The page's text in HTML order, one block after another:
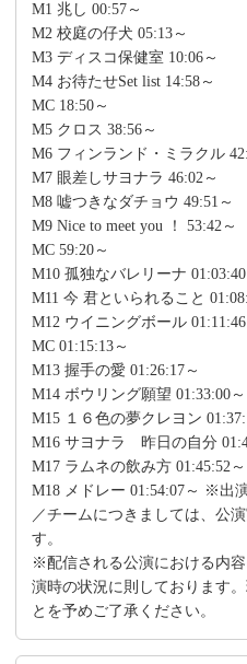
M1 兆し 00:57～
M2 校庭の仔犬 05:13～
M3 ディスコ保健室 10:06～
M4 お待たせSet list 14:58～
MC 18:50～
M5 クロス 38:56～
M6 フィンランド・ミラクル
M7 眼差しサヨナラ 46:02～
M8 嘘つきなダチョウ 49:51～
M9 Nice to meet you ！ 53:42～
MC 59:20～
M10 孤独なバレリーナ 01:03:40
M11 今 君といられること
M12 ウイニングボール 01:11:46
MC 01:15:13～
M13 握手の愛 01:26:17～
M14 ボウリング願望 01:33:00～
M15 １６色の夢クレヨン
M16 サヨナラ 昨日の自分
M17 ラムネの飲み方 01:45:52～
M18 メドレー 01:54:07～ ※出
／チームにつきましては、公
す。
※配信される公演における内
演時の状況に則しております
とを予めご了承ください。